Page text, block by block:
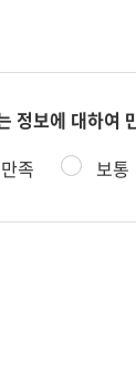
정보에 대하여
만족 보통